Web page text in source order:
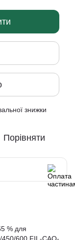
знижки
Порівняти
% для